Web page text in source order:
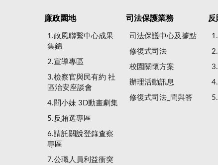
廉政園地
1.政風聯繫中心成果
集錦
2.宣導專區
3.檢察官與民有約 社
區治安座談會
4.閻小妹 3D動畫劇集
5.反賄選專區
6.請託關說登錄查察
專區
7.公職人員利益衝突
司法保護業務
司法保護中心及據點
修復式司法
校園關懷方案
辦理活動訊息
修復式司法_問與答